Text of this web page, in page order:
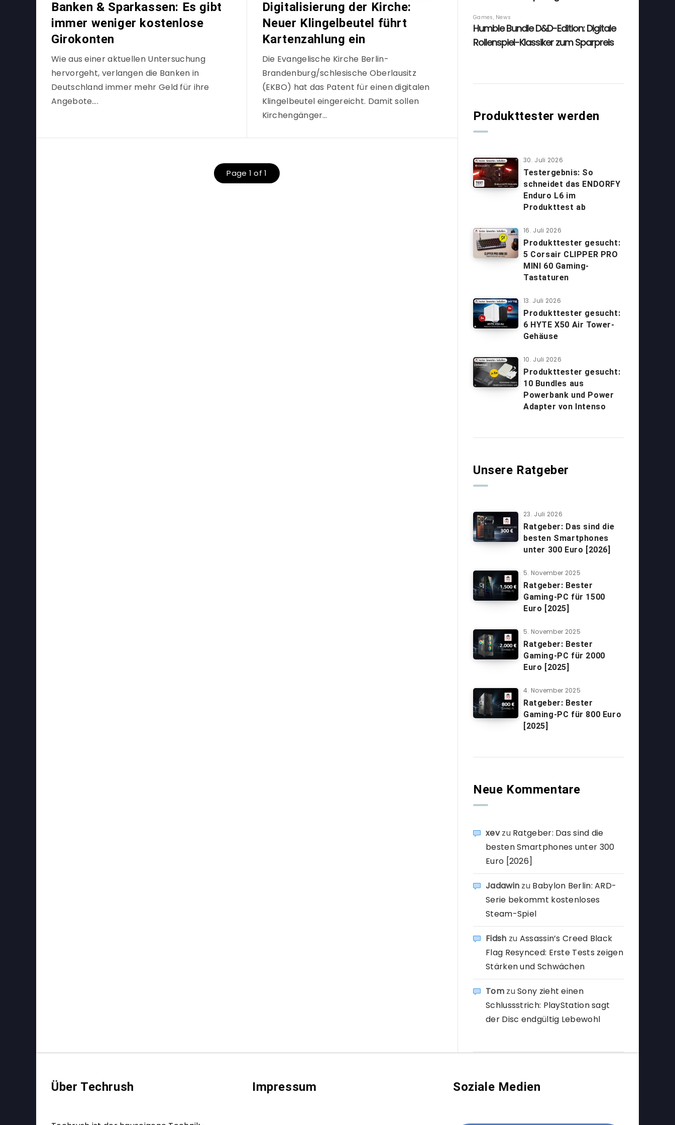
Banken & Sparkassen: Es gibt
immer weniger kostenlose
Girokonten
Wie aus einer aktuellen Untersuchung
hervorgeht, verlangen die Banken in
Deutschland immer mehr Geld für ihre
Angebote….
Digitalisierung der Kirche:
Neuer Klingelbeutel führt
Kartenzahlung ein
Die Evangelische Kirche Berlin-
Brandenburg/schlesische Oberlausitz
(EKBO) hat das Patent für einen digitalen
Klingelbeutel eingereicht. Damit sollen
Kirchengänger…
Page 1 of 1
Produkttester werden
30. Juli 2026
Testergebnis: So
schneidet das ENDORFY
Enduro L6 im
Produkttest ab
16. Juli 2026
Produkttester gesucht:
5 Corsair CLIPPER PRO
MINI 60 Gaming-
Tastaturen
13. Juli 2026
Produkttester gesucht:
6 HYTE X50 Air Tower-
Gehäuse
10. Juli 2026
Produkttester gesucht:
10 Bundles aus
Powerbank und Power
Adapter von Intenso
Unsere Ratgeber
23. Juli 2026
Ratgeber: Das sind die
besten Smartphones
unter 300 Euro [2026]
5. November 2025
Ratgeber: Bester
Gaming-PC für 1500
Euro [2025]
5. November 2025
Ratgeber: Bester
Gaming-PC für 2000
Euro [2025]
4. November 2025
Ratgeber: Bester
Gaming-PC für 800 Euro
[2025]
Neue Kommentare
xevzu Ratgeber: Das sind die
besten Smartphones unter 300
Euro [2026]
Jadawin zu Babylon Berlin: ARD-
Serie bekommt kostenloses
Steam-Spiel
Fidsh zu Assassin’s Creed Black
Flag Resynced: Erste Tests zeigen
Stärken und Schwächen
TomzuSony zieht einen
Schlussstrich: PlayStation sagt
der Disc endgültig Lebewohl
Über Techrush Impressum Soziale Medien